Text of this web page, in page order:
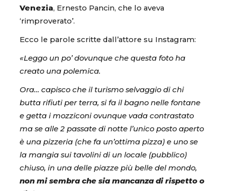
Venezia, Ernesto Pancin, che lo aveva
‘rimproverato’.
Ecco le parole scritte dall’attore su Instagram:
«Leggo un po’ dovunque che questa foto ha
creato una polemica.
Ora… capisco che il turismo selvaggio di chi
butta rifiuti per terra, si fa il bagno nelle fontane
e getta i mozziconi ovunque vada contrastato
ma se alle 2 passate di notte l’unico posto aperto
è una pizzeria (che fa un’ottima pizza) e uno se
la mangia sui tavolini di un locale (pubblico)
chiuso, in una delle piazze più belle del mondo,
non mi sembra che sia mancanza di rispetto o